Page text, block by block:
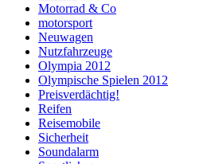
Motorrad & Co
motorsport
Neuwagen
Nutzfahrzeuge
Olympia 2012
Olympische Spielen 2012
Preisverdächtig!
Reifen
Reisemobile
Sicherheit
Soundalarm